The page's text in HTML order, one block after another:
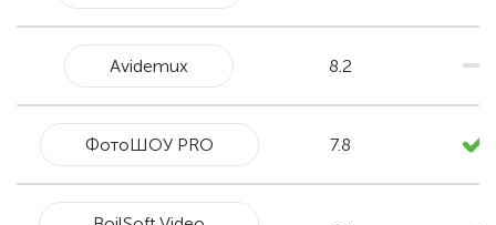
Avidemux 8.2
ФотоШОУ PRO 7.8